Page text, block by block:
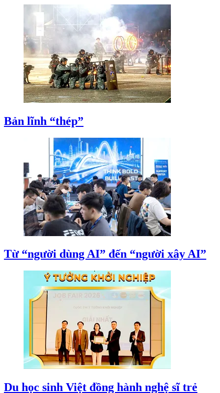
Bản lĩnh “thép”
Từ “người dùng AI” đến “người xây AI”
Du học sinh Việt đồng hành nghệ sĩ trẻ